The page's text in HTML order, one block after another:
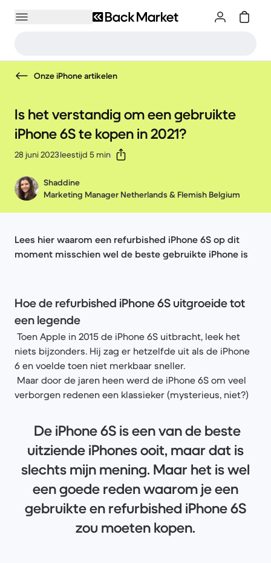
Onze iPhone artikelen
Is het verstandig om een gebruikte
iPhone 6S te kopen in 2021?
28 juni 2023leestijd 5 min
Shaddine
Marketing Manager Netherlands & Flemish Belgium
Lees hier waarom een refurbished iPhone 6S op dit
moment misschien wel de beste gebruikte iPhone is
Hoe de refurbished iPhone 6S uitgroeide tot
een legende
Toen Apple in 2015 de iPhone 6S uitbracht, leek het
niets bijzonders. Hij zag er hetzelfde uit als de iPhone
6 en voelde toen niet merkbaar sneller.
Maar door de jaren heen werd de iPhone 6S om veel
verborgen redenen een klassieker (mysterieus, niet?)
De iPhone 6S is een van de beste
uitziende iPhones ooit, maar dat is
slechts mijn mening. Maar het is wel
een goede reden waarom je een
gebruikte en refurbished iPhone 6S
zou moeten kopen.